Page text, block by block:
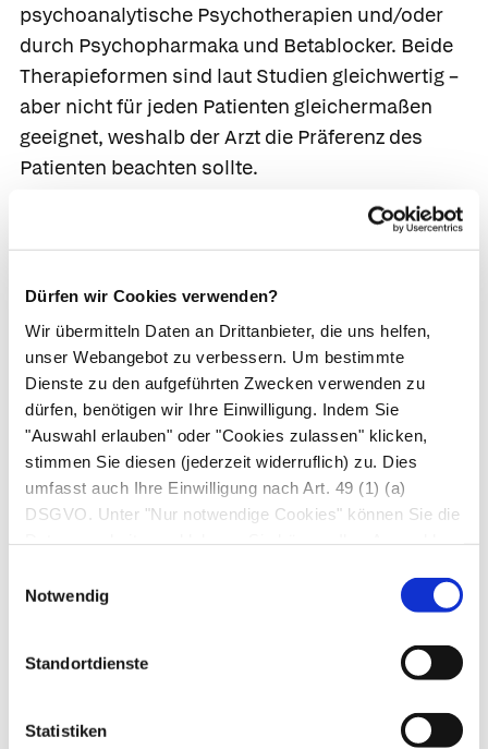
Dürfen wir Cookies verwenden?
Wir übermitteln Daten an Drittanbieter, die uns helfen,
unser Webangebot zu verbessern. Um bestimmte
Dienste zu den aufgeführten Zwecken verwenden zu
dürfen, benötigen wir Ihre Einwilligung. Indem Sie
"Auswahl erlauben" oder "Cookies zulassen" klicken,
stimmen Sie diesen (jederzeit widerruflich) zu. Dies
umfasst auch Ihre Einwilligung nach Art. 49 (1) (a)
DSGVO. Unter "Nur notwendige Cookies" können Sie die
Notwendig
Standortdienste
Statistiken
psychoanalytische Psychotherapien und/oder
durch Psychopharmaka und Betablocker. Beide
Therapieformen sind laut Studien gleichwertig –
aber nicht für jeden Patienten gleichermaßen
geeignet, weshalb der Arzt die Präferenz des
Patienten beachten sollte.
vom SSRI-
oder SNRI-Typ wie Citalopram, Escitalopram
generalisierten Angststörungen. Im Einzelfall
können aber andere Antidepressiva am besten
wirken. Nachteilig ist der langsame
Wirkungseintritt. Die früher routinemäßig
eingesetzenBenzodiazepinewerden von den
Betroffenen zwar als rasch und in der ersten Zeit
auch stark wirksam erlebt, sie sind allerdings
wegen des hohen Abhängigkeitspotenzials und
anderer Nebenwirkungen wie starker Müdigkeit
nur noch für akute Erregungszustände oder bei
Selbstmordgedanken für kurze Zeit indiziert.
Psychotherapie.
Ziel der Psychotherapie ist, die
normalisieren. Angstbewältigungsprogramme,